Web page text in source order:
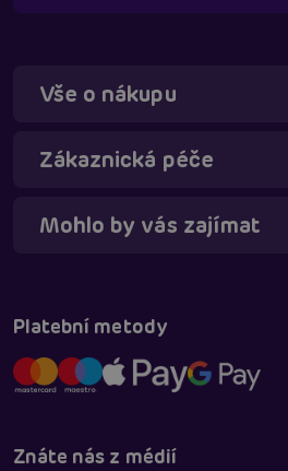
Vše o nákupu
Zákaznická péče
Mohlo by vás zajímat
Platební metody
Znáte nás z médií
Táňa - virtuální asistentka